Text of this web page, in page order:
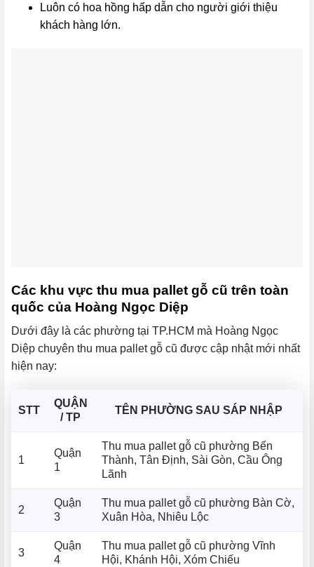
Luôn có hoa hồng hấp dẫn cho người giới thiệu
khách hàng lớn.
Các khu vực thu mua pallet gỗ cũ trên toàn
quốc của Hoàng Ngọc Diệp
Dưới đây là các phường tại TP.HCM mà Hoàng Ngọc
Diệp chuyên thu mua pallet gỗ cũ được cập nhật mới nhất
hiện nay:
STT
QUẬN
/ TP
TÊN PHƯỜNG SAU SÁP NHẬP
1
Quận
1
Thu mua pallet gỗ cũ phường Bến
Thành, Tân Định, Sài Gòn, Cầu Ông
Lãnh
2
Quận
3
Thu mua pallet gỗ cũ phường Bàn Cờ,
Xuân Hòa, Nhiêu Lộc
3
Quận
4
Thu mua pallet gỗ cũ phường Vĩnh
Hội, Khánh Hội, Xóm Chiếu